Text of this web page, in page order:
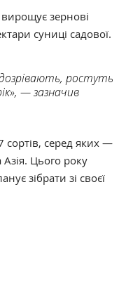
зернові
суниці садової.
ростуть
— зазначив
сортів, серед яких —
Цього року
зібрати зі своєї